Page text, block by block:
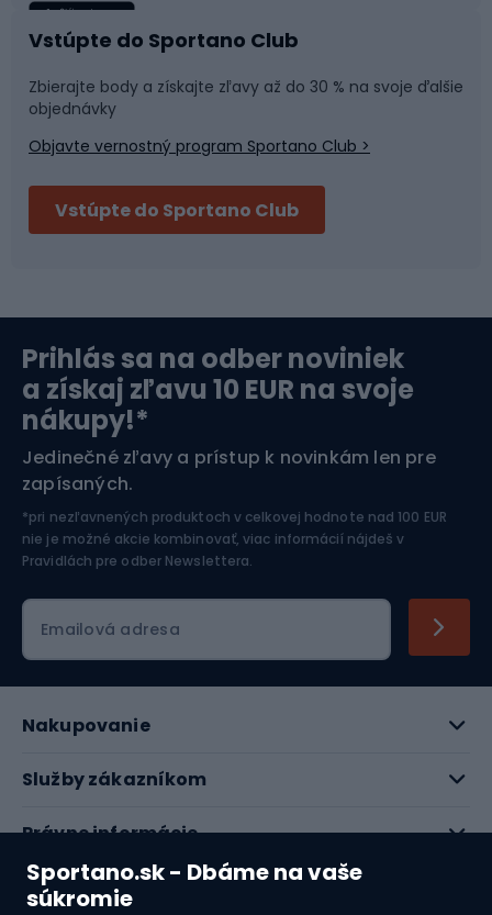
Sportano.sk - Dbáme na vaše
súkromie
Rybolov
Športová medicína
Bushcraft
Bikepacking
Orientačný beh
Plávanie
Tímové športy
Fitness a posilňovňa
Cyklistické prilby
Lyžovanie
Športová elektronika
Jazdectvo
Vstúpte do Sportano Club
Zbierajte body a získajte zľavy až do 30 % na svoje ďalšie
objednávky
Objavte vernostný program Sportano Club >
Vstúpte do Sportano Club
Prihlás sa na odber noviniek
a získaj zľavu 10 EUR na svoje
nákupy!*
Jedinečné zľavy a prístup k novinkám len pre
zapísaných.
*pri nezľavnených produktoch v celkovej hodnote nad 100 EUR
nie je možné akcie kombinovať, viac informácií nájdeš v
Pravidlách pre odber Newslettera.
Emailová adresa
Nakupovanie
Služby zákazníkom
Právne informácie
O nás